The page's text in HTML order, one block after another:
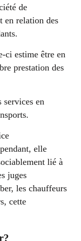
de
en relation des
ci estime être en
prestation des
services en
elle
lié à
juges
les chauffeurs
cette